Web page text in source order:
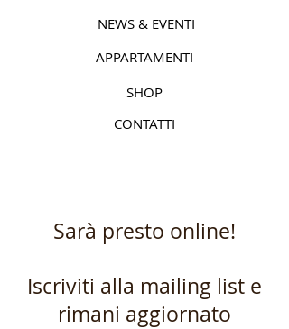
NEWS & EVENTI
APPARTAMENTI
SHOP
CONTATTI
Sarà presto online!
Iscriviti alla mailing list e
rimani aggiornato